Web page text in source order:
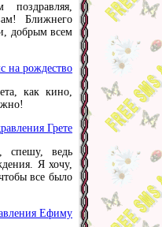
Ближнего
добрым всем
на рождество
как кино,
Грете
спешу, ведь
Я хочу,
все было
Ефиму